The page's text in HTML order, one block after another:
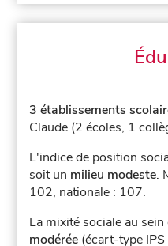
3 établissements
Claude (2 écoles, 1
L'indice de position
soit un milieu modeste.
102, nationale : 107.
La mixité sociale au
modérée (écart-type